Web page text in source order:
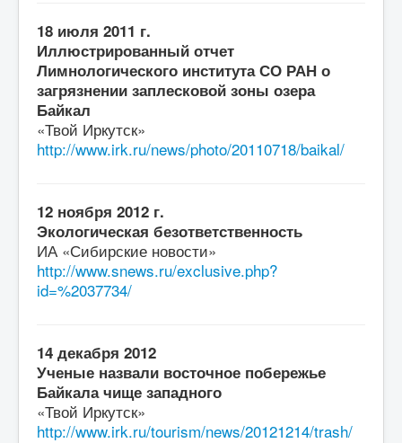
18 июля 2011 г.
Иллюстрированный отчет
Лимнологического института СО РАН о
загрязнении заплесковой зоны озера
Байкал
«Твой Иркутск»
http://www.irk.ru/news/photo/20110718/baikal/
12 ноября 2012 г.
Экологическая безответственность
ИА «Сибирские новости»
http://www.snews.ru/exclusive.php?
id=%2037734/
14 декабря 2012
Ученые назвали восточное побережье
Байкала чище западного
«Твой Иркутск»
http://www.irk.ru/tourism/news/20121214/trash/